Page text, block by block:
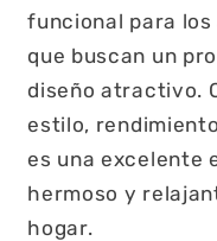
funcional para
que buscan un
diseño atractivo.
estilo,
es una excelente
hermoso y
hogar.